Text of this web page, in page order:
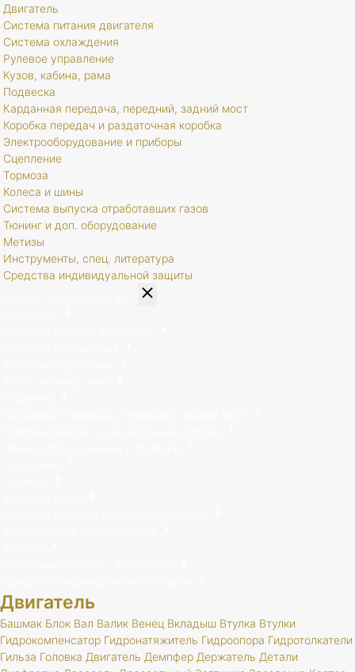
Двигатель
Система питания двигателя
Система охлаждения
Рулевое управление
Кузов, кабина, рама
Подвеска
Карданная передача, передний, задний мост
Коробка передач и раздаточная коробка
Электрооборудование и приборы
Сцепление
Тормоза
Колеса и шины
Система выпуска отработавших газов
Тюнинг и доп. оборудование
Метизы
Инструменты, спец. литература
Средства индивидуальной защиты
Двигатель
Башмак Блок Вал Валик Венец Вкладыш Втулка Втулки
Гидрокомпенсатор Гидронатяжитель Гидроопора Гидротолкатели
Гильза Головка Двигатель Демпфер Держатель Детали